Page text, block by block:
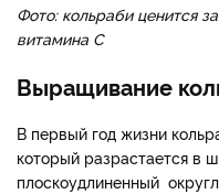
Фото: кольраби ценится
витамина С
Выращивание
В первый год жизни
ко­торый разрастается в
плоскоудлиненный